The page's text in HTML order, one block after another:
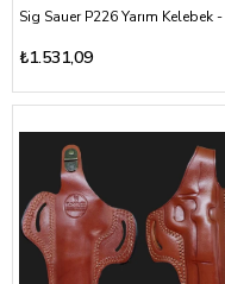
₺1.531,09